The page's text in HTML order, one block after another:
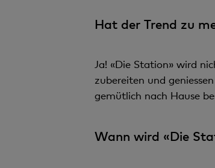
Hat der Trend zu
Ja! «Die Station» wird
zubereiten und
gemütlich nach Hause
Wann wird «Die